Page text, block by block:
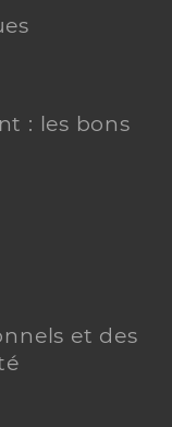
: les bons
et des